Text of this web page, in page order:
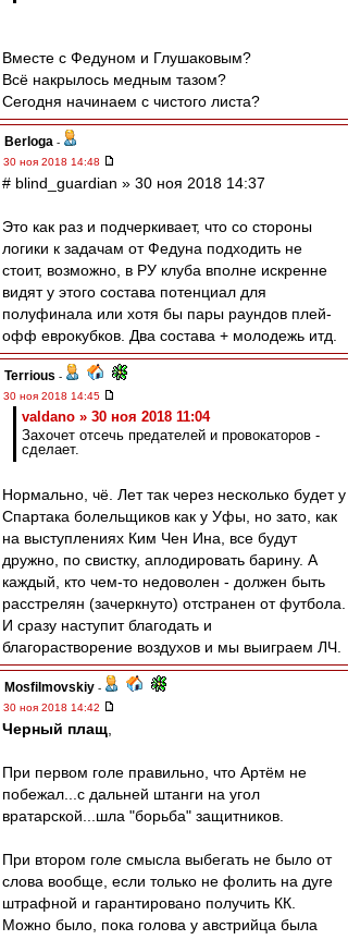
Вместе с Федуном и Глушаковым?
Всё накрылось медным тазом?
Сегодня начинаем с чистого листа?
Berloga -
30 ноя 2018 14:48
# blind_guardian » 30 ноя 2018 14:37
Это как раз и подчеркивает, что со стороны
логики к задачам от Федуна подходить не
стоит, возможно, в РУ клуба вполне искренне
видят у этого состава потенциал для
полуфинала или хотя бы пары раундов плей-
офф еврокубков. Два состава + молодежь итд.
Terrious -
30 ноя 2018 14:45
valdano » 30 ноя 2018 11:04
Захочет отсечь предателей и провокаторов -
сделает.
Нормально, чё. Лет так через несколько будет у
Спартака болельщиков как у Уфы, но зато, как
на выступлениях Ким Чен Ина, все будут
дружно, по свистку, аплодировать барину. А
каждый, кто чем-то недоволен - должен быть
расстрелян (зачеркнуто) отстранен от футбола.
И сразу наступит благодать и
благорастворение воздухов и мы выиграем ЛЧ.
Mosfilmovskiy -
30 ноя 2018 14:42
Черный плащ
При первом голе правильно, что Артём не
побежал...с дальней штанги на угол
вратарской...шла "борьба" защитников.
При втором голе смысла выбегать не было от
слова вообще, если только не фолить на дуге
штрафной и гарантировано получить КК.
Можно было, пока голова у австрийца была